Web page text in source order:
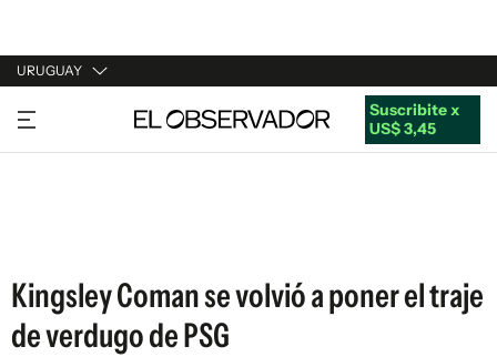
URUGUAY
URUGUAY
ARGENTINA
Suscribite x
US$ 3,45
Kingsley Coman se volvió a poner el traje
de verdugo de PSG